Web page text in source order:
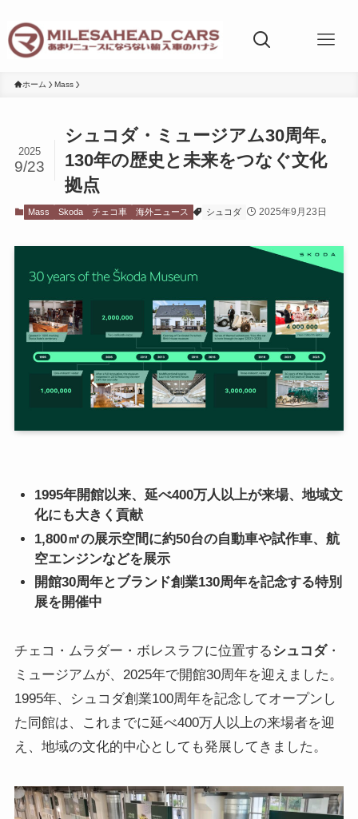
ホーム Mass
シュコダ・ミュージアム30周年。
130年の歴史と未来をつなぐ文化
拠点
2025
9/23
Mass Skoda チェコ車 海外ニュース シュコダ 2025年9月23日
1995年開館以来、延べ400万人以上が来場、地域文
化にも大きく貢献
1,800㎡の展示空間に約50台の自動車や試作車、航
空エンジンなどを展示
開館30周年とブランド創業130周年を記念する特別
展を開催中
チェコ・ムラダー・ボレスラフに位置するシュコダ・
ミュージアムが、2025年で開館30周年を迎えました。
1995年、シュコダ創業100周年を記念してオープンし
た同館は、これまでに延べ400万人以上の来場者を迎
え、地域の文化的中心としても発展してきました。